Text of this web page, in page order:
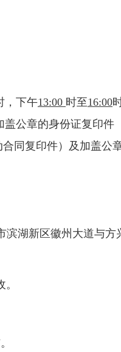
，下午13:00 时至16:00
公章的身份证复印
同复印件）及加盖公
滨湖新区徽州大道与